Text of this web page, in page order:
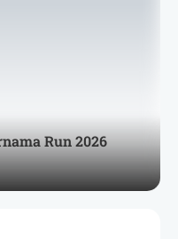
Run 2026